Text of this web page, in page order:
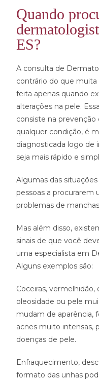
Quando
ES?
A consulta de
contrário do que
feita apenas quando
alterações na pele.
consiste na prevenção
qualquer condição, é
diagnosticada logo de
seja mais rápido e
Algumas das
pessoas a procurarem
problemas de
Mas além disso,
sinais de que você
uma especialista em
Alguns exemplos são:
Coceiras, vermelhidão,
oleosidade ou pele
mudam de aparência,
acnes muito intensas,
doenças de pele.
Enfraquecimento,
formato das unhas